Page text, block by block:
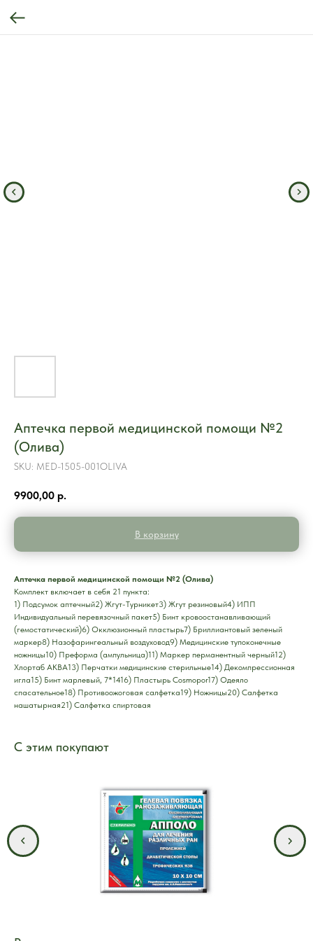
Аптечка первой медицинской помощи №2
(Олива)
SKU: MED-1505-001OLIVA
9900,00 р.
В корзину
Аптечка первой медицинской помощи №2 (Олива)
Комплект включает в себя 21 пункта:
1) Подсумок аптечный2) Жгут-Турникет3) Жгут резиновый4) ИПП
Индивидуальный перевязочный пакет5) Бинт кровоостанавливающий
(гемостатический)6) Окклюзионный пластырь7) Бриллиантовый зеленый
маркер8) Назофарингеальный воздуховод9) Медицинские тупоконечные
ножницы10) Преформа (ампульница)11) Маркер перманентный черный12)
Хлортаб АКВА13) Перчатки медицинские стерильные14) Декомпрессионная
игла15) Бинт марлевый, 7*1416) Пластырь Cosmopor17) Одеяло
спасательное18) Противоожоговая салфетка19) Ножницы20) Салфетка
нашатырная21) Салфетка спиртовая
С этим покупают